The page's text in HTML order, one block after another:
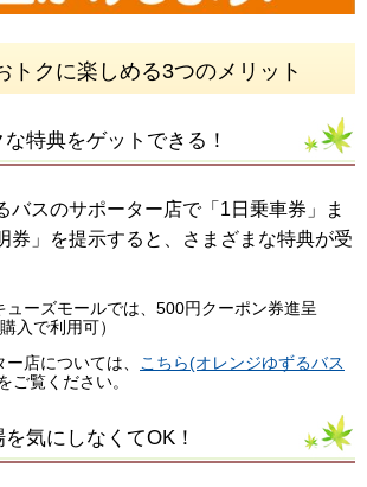
トクに楽しめる3つのメリット
な特典をゲットできる！
バスのサポーター店で「1日乗車券」ま
券」を提示すると、さまざまな特典が受
ューズモールでは、500円クーポン券進呈
入で利用可）
店については、
こちら(オレンジゆずるバス
ご覧ください。
気にしなくてOK！